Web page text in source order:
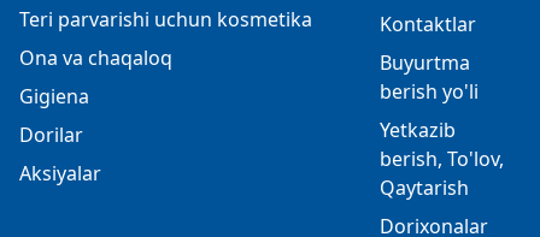
Teri parvarishi uchun kosmetika
Ona va chaqaloq
Gigiena
Dorilar
Aksiyalar
Kontaktlar
Buyurtma
berish yo'li
Yetkazib
berish, To'lov,
Qaytarish
Dorixonalar